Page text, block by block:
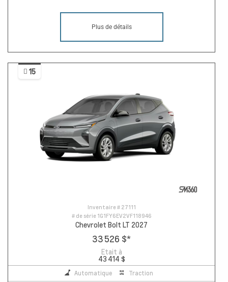
Plus de détails
15
Inventaire # 27111
# de série 1G1FY6EV2VF118946
Chevrolet Bolt LT 2027
33 526 $*
Etait à
43 414 $
Automatique Traction